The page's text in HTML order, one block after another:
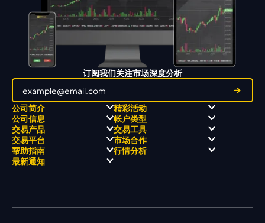
订阅我们关注市场深度分析
公司简介
关于
关于 KCM Group
三大优势
奖项和成就
精彩活动
职业高尔夫 x 飘移队
全球高尔夫锦标赛
公司信息
经营理念
公开信息与风险披露
公司新闻
视频库
帐户类型
ECN 账户
STP 账户
账户比较
交易产品
Forex
贵金属
能源
交易工具
交易平台
MetaTrader 4
MetaTrader 5
市场合作
帮助指南 行情分析
最新通知